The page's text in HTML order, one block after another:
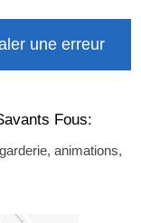
une erreur
Fous:
animations,